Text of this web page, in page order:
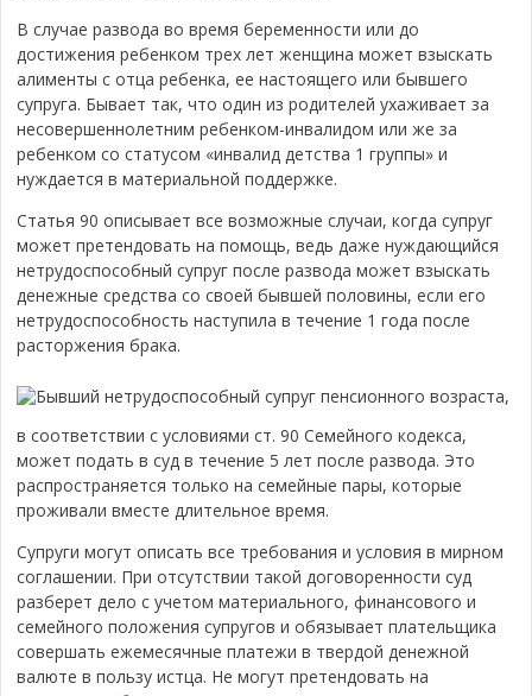
В случае развода во время беременности или до
достижения ребенком трех лет женщина может взыскать
алименты с отца ребенка, ее настоящего или бывшего
супруга. Бывает так, что один из родителей ухаживает за
несовершеннолетним ребенком-инвалидом или же за
ребенком со статусом «инвалид детства 1 группы» и
нуждается в материальной поддержке.
Статья 90 описывает все возможные случаи, когда супруг
может претендовать на помощь, ведь даже нуждающийся
нетрудоспособный супруг после развода может взыскать
денежные средства со своей бывшей половины, если его
нетрудоспособность наступила в течение 1 года после
расторжения брака.
Бывший нетрудоспособный супруг пенсионного возраста,
в соответствии с условиями ст. 90 Семейного кодекса,
может подать в суд в течение 5 лет после развода. Это
распространяется только на семейные пары, которые
проживали вместе длительное время.
Супруги могут описать все требования и условия в мирном
соглашении. При отсутствии такой договоренности суд
разберет дело с учетом материального, финансового и
семейного положения супругов и обязывает плательщика
совершать ежемесячные платежи в твердой денежной
валюте в пользу истца. Не могут претендовать на